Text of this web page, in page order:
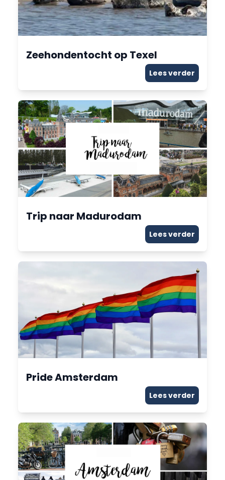
Zeehondentocht op Texel
Lees verder
Trip naar Madurodam
Lees verder
Pride Amsterdam
Lees verder